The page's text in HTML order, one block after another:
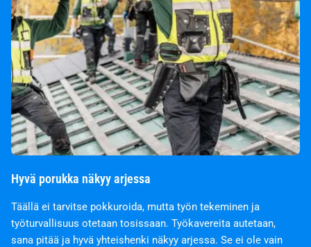
Hyvä porukka näkyy arjessa
Täällä ei tarvitse pokkuroida, mutta työn tekeminen ja
työturvallisuus otetaan tosissaan. Työkavereita autetaan,
sana pitää ja hyvä yhteishenki näkyy arjessa. Se ei ole vain